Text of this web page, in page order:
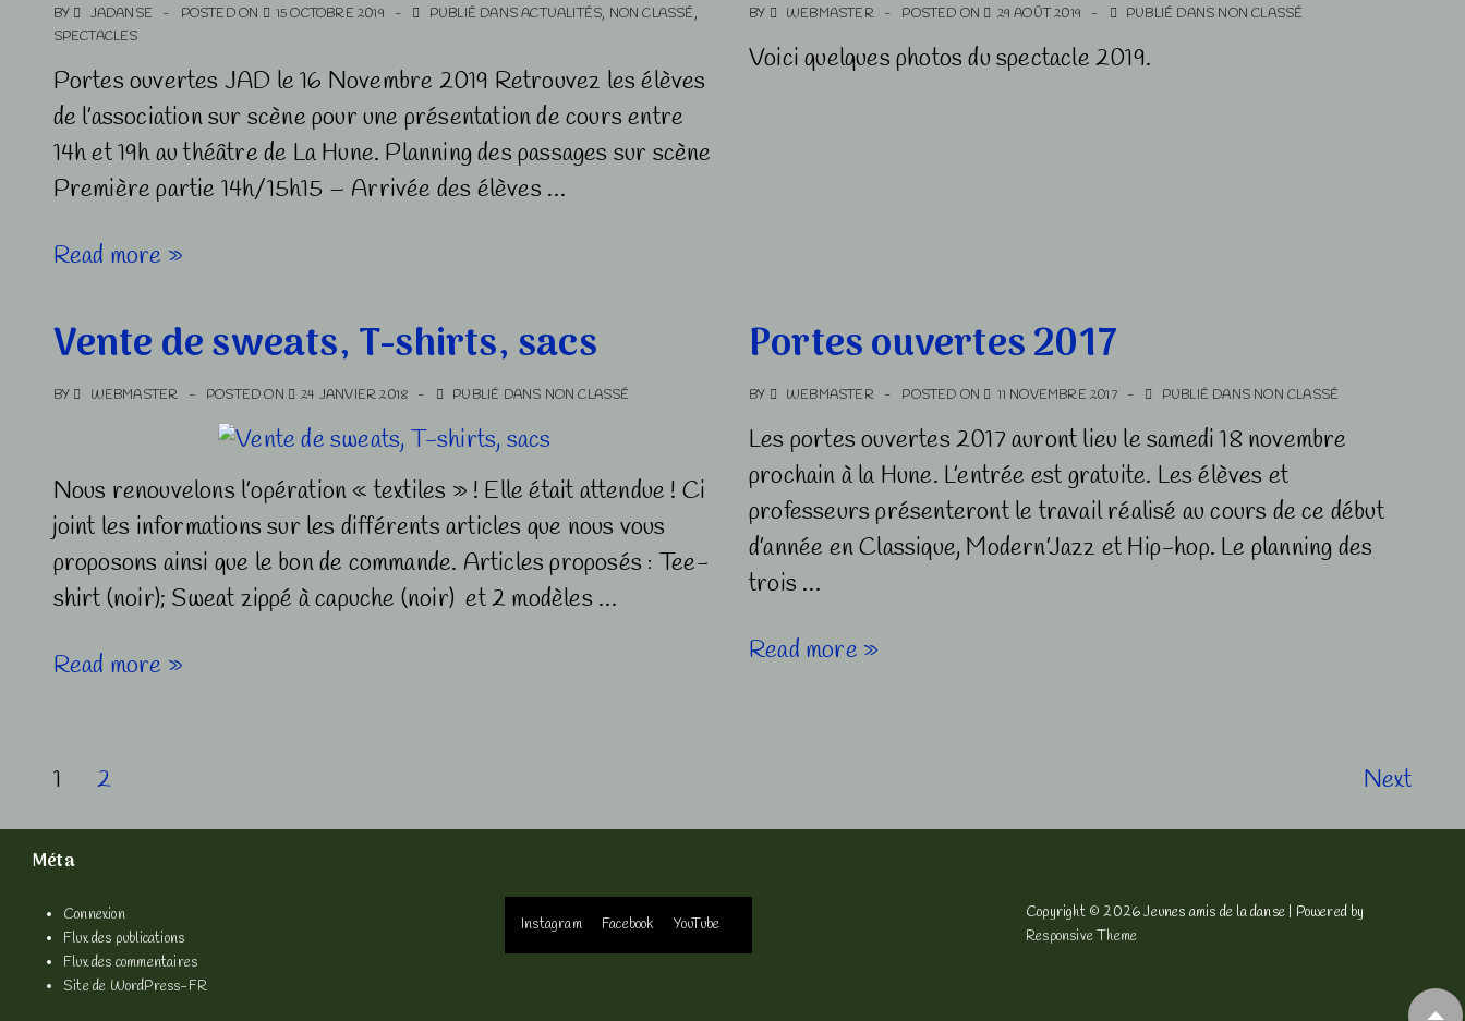
hune
BY JADANSE POSTED ON 15 OCTOBRE 2019 PUBLIÉ DANSACTUALITÉS, NON CLASSÉ,
SPECTACLES
Portes ouvertes JAD le 16 Novembre 2019 Retrouvez les élèves
de l’association sur scène pour une présentation de cours entre
14h et 19h au théâtre de La Hune. Planning des passages sur scène
Première partie 14h/15h15 – Arrivée des élèves …
Portes
Read more »
BY WEBMASTER POSTED ON 29 AOÛT 2019 PUBLIÉ DANS NON CLASSÉ
Voici quelques photos du spectacle 2019.
Vente de sweats, T-shirts, sacs
BY WEBMASTER POSTED ON 24 JANVIER 2018 PUBLIÉ DANS NON CLASSÉ
Nous renouvelons l’opération « textiles » ! Elle était attendue ! Ci
joint les informations sur les différents articles que nous vous
proposons ainsi que le bon de commande. Articles proposés : Tee-
shirt (noir); Sweat zippé à capuche (noir) et 2 modèles …
Vente
T-
sacs
Read more »
Portes ouvertes 2017
BY WEBMASTER POSTED ON 11 NOVEMBRE 2017 PUBLIÉ DANS NON CLASSÉ
Les portes ouvertes 2017 auront lieu le samedi 18 novembre
prochain à la Hune. L’entrée est gratuite. Les élèves et
professeurs présenteront le travail réalisé au cours de ce début
d’année en Classique, Modern’Jazz et Hip-hop. Le planning des
trois …
Portes
Read more »
Pagination
des
publications
1 2 Next
Méta
Connexion
Flux des publications
Flux des commentaires
Site de WordPress-FR
Menu
Instagram Facebook YouTube
Copyright © 2026Jeunes amis de la danse
| Powered by
Responsive Theme